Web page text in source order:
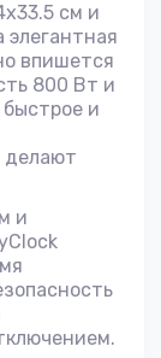
см и
впишется
800 Вт и
и
делают
и